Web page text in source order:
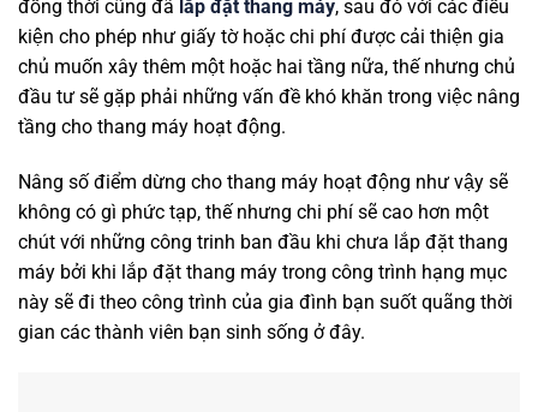
đồng thời cũng đã lắp đặt thang máy, sau đó với các điều
kiện cho phép như giấy tờ hoặc chi phí được cải thiện gia
chủ muốn xây thêm một hoặc hai tầng nữa, thế nhưng chủ
đầu tư sẽ gặp phải những vấn đề khó khăn trong việc nâng
tầng cho thang máy hoạt động.
Nâng số điểm dừng cho thang máy hoạt động như vậy sẽ
không có gì phức tạp, thế nhưng chi phí sẽ cao hơn một
chút với những công trinh ban đầu khi chưa lắp đặt thang
máy bởi khi lắp đặt thang máy trong công trình hạng mục
này sẽ đi theo công trình của gia đình bạn suốt quãng thời
gian các thành viên bạn sinh sống ở đây.